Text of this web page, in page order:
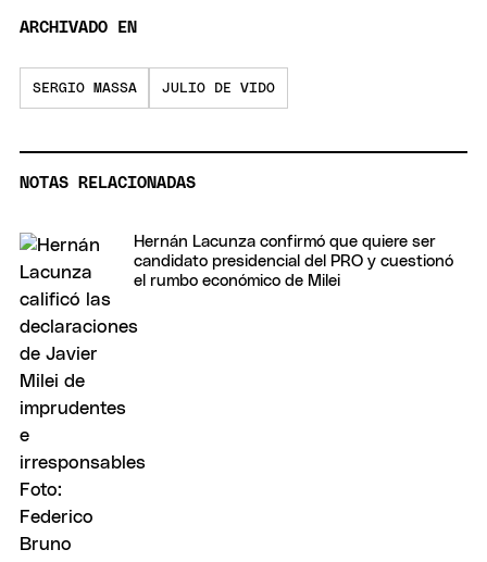
ARCHIVADO EN
SERGIO MASSA JULIO DE VIDO
NOTAS RELACIONADAS
Hernán Lacunza confirmó que quiere ser
candidato presidencial del PRO y cuestionó
el rumbo económico de Milei